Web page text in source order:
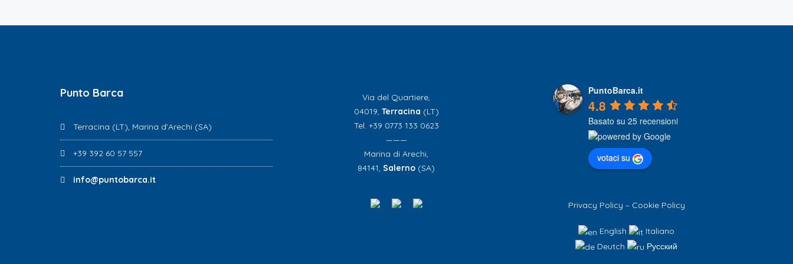
Punto Barca
Terracina (LT), Marina d’Arechi (SA)
+39 392 60 57 557
info@puntobarca.it
Via del Quartiere,
04019, Terracina (LT)
Tel. +39 0773 133 0623
———
Marina di Arechi,
84141,Salerno (SA)
PuntoBarca.it
4.8
Basato su 25 recensioni
votaci su
Privacy Policy – Cookie Policy
English
Italiano
Deutch
Русский